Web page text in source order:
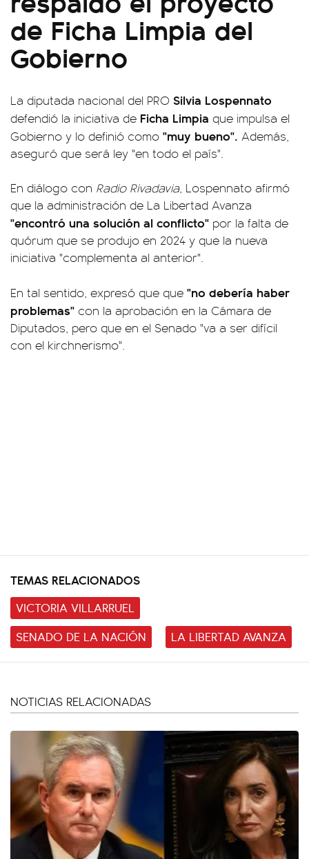
de Ficha Limpia del
Gobierno
La diputada nacional del PRO Silvia Lospennato
defendió la iniciativa de Ficha Limpia que impulsa el
Gobierno y lo definió como "muy bueno". Además,
aseguró que será ley "en todo el país".
En diálogo con Radio Rivadavia, Lospennato afirmó
que la administración de La Libertad Avanza
"encontró una solución al conflicto" por la falta de
quórum que se produjo en 2024 y que la nueva
iniciativa "complementa al anterior".
En tal sentido, expresó que que "no debería haber
problemas" con la aprobación en la Cámara de
Diputados, pero que en el Senado "va a ser difícil
con el kirchnerismo".
TEMAS RELACIONADOS
VICTORIA VILLARRUEL
SENADO DE LA NACIÓN
LA LIBERTAD AVANZA
NOTICIAS RELACIONADAS